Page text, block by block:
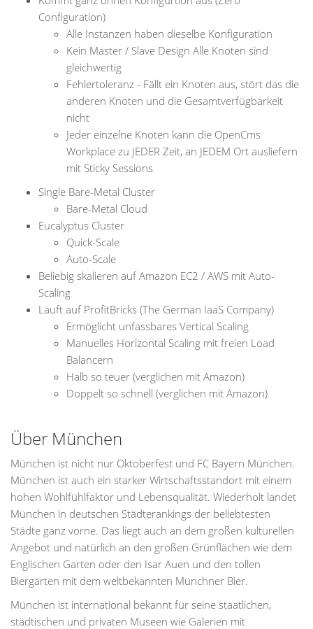
Configuration)
Alle Instanzen haben dieselbe Konfiguration
Kein Master / Slave Design Alle Knoten sind
gleichwertig
Fehlertoleranz - Fällt ein Knoten aus, stört das die
anderen Knoten und die Gesamtverfügbarkeit
nicht
Jeder einzelne Knoten kann die OpenCms
Workplace zu JEDER Zeit, an JEDEM Ort ausliefern
mit Sticky Sessions
Single Bare-Metal Cluster
Bare-Metal Cloud
Eucalyptus Cluster
Quick-Scale
Auto-Scale
Beliebig skalieren auf Amazon EC2 / AWS mit Auto-
Scaling
Läuft auf ProfitBricks (The German IaaS Company)
Ermöglicht unfassbares Vertical Scaling
Manuelles Horizontal Scaling mit freien Load
Balancern
Halb so teuer (verglichen mit Amazon)
Doppelt so schnell (verglichen mit Amazon)
Über München
München ist nicht nur Oktoberfest und FC Bayern München.
München ist auch ein starker Wirtschaftsstandort mit einem
hohen Wohlfühlfaktor und Lebensqualität. Wiederholt landet
München in deutschen Städterankings der beliebtesten
Städte ganz vorne. Das liegt auch an dem großen kulturellen
Angebot und natürlich an den großen Grünflächen wie dem
Englischen Garten oder den Isar Auen und den tollen
Biergärten mit dem weltbekannten Münchner Bier.
München ist international bekannt für seine staatlichen,
städtischen und privaten Museen wie Galerien mit